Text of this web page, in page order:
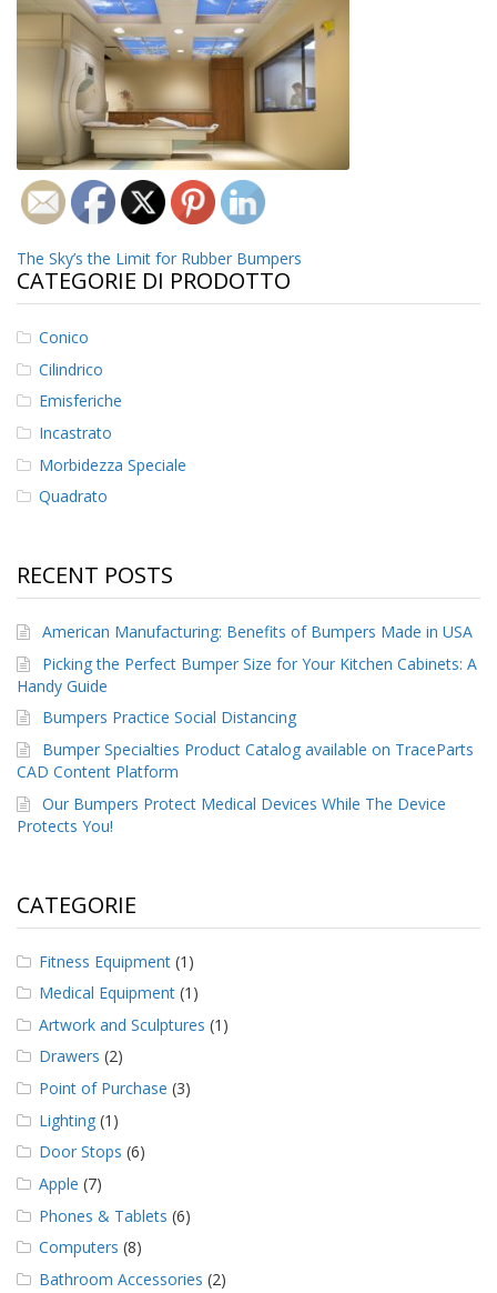
z
E
q
u
e
n
e
S
e
v
z
Q
B
o
g
C
o
n
a
t
Navigazione
articoli
The Sky’s the Limit for Rubber Bumpers
CATEGORIE DI PRODOTTO
Conico
Cilindrico
Emisferiche
Incastrato
Morbidezza Speciale
Quadrato
RECENT POSTS
American Manufacturing: Benefits of Bumpers Made in USA
Picking the Perfect Bumper Size for Your Kitchen Cabinets: A
Handy Guide
Bumpers Practice Social Distancing
Bumper Specialties Product Catalog available on TraceParts
CAD Content Platform
Our Bumpers Protect Medical Devices While The Device
Protects You!
CATEGORIE
Fitness Equipment (1)
Medical Equipment (1)
Artwork and Sculptures (1)
Drawers (2)
Point of Purchase (3)
Lighting (1)
Door Stops (6)
Apple (7)
Phones & Tablets (6)
Computers (8)
Bathroom Accessories (2)